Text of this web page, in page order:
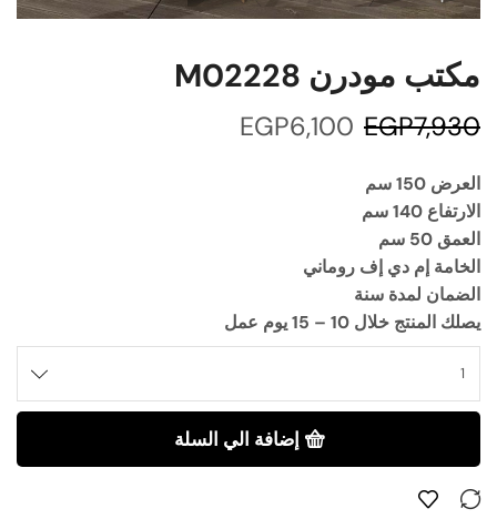
مكتب مودرن M02228
EGP7,930
EGP6,100
العرض 150 سم
الارتفاع 140 سم
العمق 50 سم
الخامة إم دي إف روماني
الضمان لمدة سنة
يصلك المنتج خلال 10 – 15 يوم عمل
إضافة الي السلة